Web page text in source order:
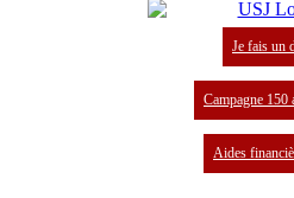
Je fais un
Campagne 150
Aides